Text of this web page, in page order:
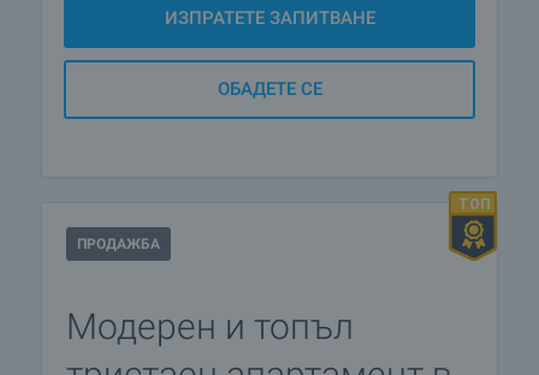
ИЗПРАТЕТЕ ЗАПИТВАНЕ
ОБАДЕТЕ СЕ
ПРОДАЖБА
Модерен и топъл